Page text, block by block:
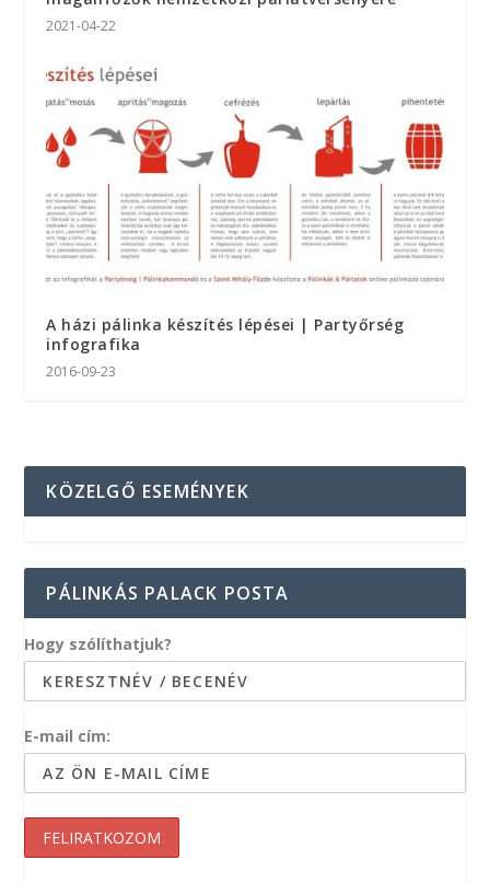
2021-04-22
A házi pálinka készítés lépései | Partyőrség
infografika
2016-09-23
KÖZELGŐ ESEMÉNYEK
PÁLINKÁS PALACK POSTA
Hogy szólíthatjuk?
E-mail cím: